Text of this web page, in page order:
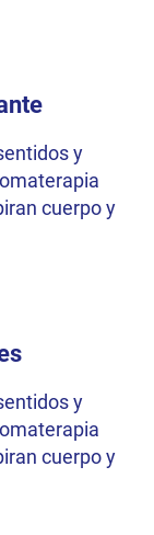
y
cuerpo y
y
cuerpo y